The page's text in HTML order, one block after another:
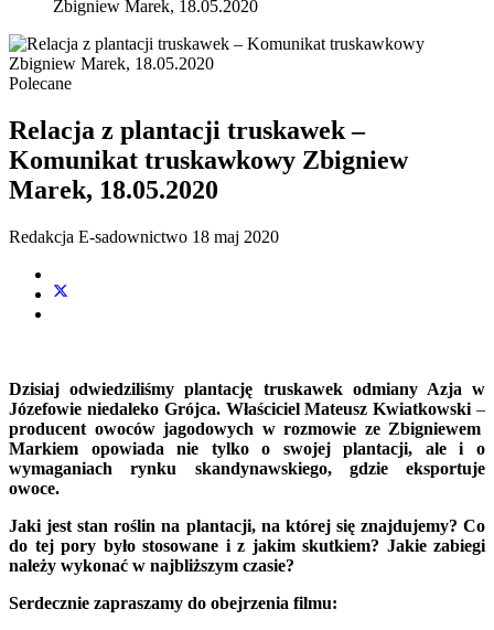
Zbigniew Marek, 18.05.2020
Polecane
Relacja z plantacji truskawek –
Komunikat truskawkowy Zbigniew
Marek, 18.05.2020
Redakcja E-sadownictwo 18 maj 2020
Dzisiaj odwiedziliśmy plantację truskawek odmiany Azja w
Józefowie niedaleko Grójca. Właściciel Mateusz Kwiatkowski –
producent owoców jagodowych w rozmowie ze Zbigniewem
Markiem opowiada nie tylko o swojej plantacji, ale i o
wymaganiach rynku skandynawskiego, gdzie eksportuje
owoce.
Jaki jest stan roślin na plantacji, na której się znajdujemy? Co
do tej pory było stosowane i z jakim skutkiem? Jakie zabiegi
należy wykonać w najbliższym czasie?
Serdecznie zapraszamy do obejrzenia filmu: